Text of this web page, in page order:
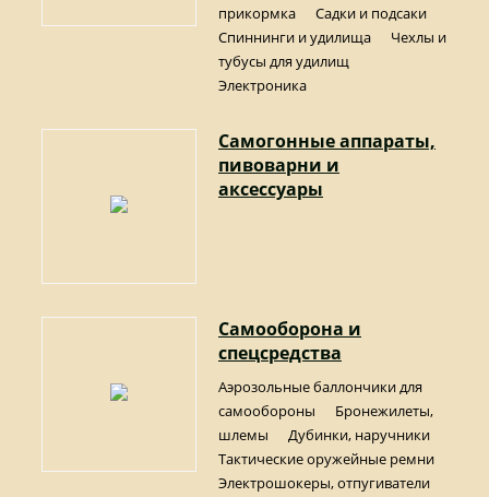
прикормка
Садки и подсаки
Спиннинги и удилища
Чехлы и
тубусы для удилищ
Электроника
Самогонные аппараты,
пивоварни и
аксессуары
Самооборона и
спецсредства
Аэрозольные баллончики для
самообороны
Бронежилеты,
шлемы
Дубинки, наручники
Тактические оружейные ремни
Электрошокеры, отпугиватели